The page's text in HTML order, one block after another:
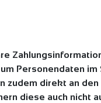
Personendaten
zudem direkt an
diese auch nicht